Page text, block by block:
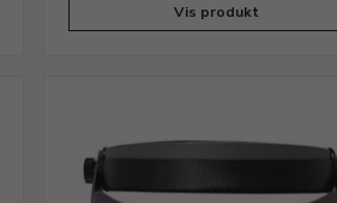
Vis produkt